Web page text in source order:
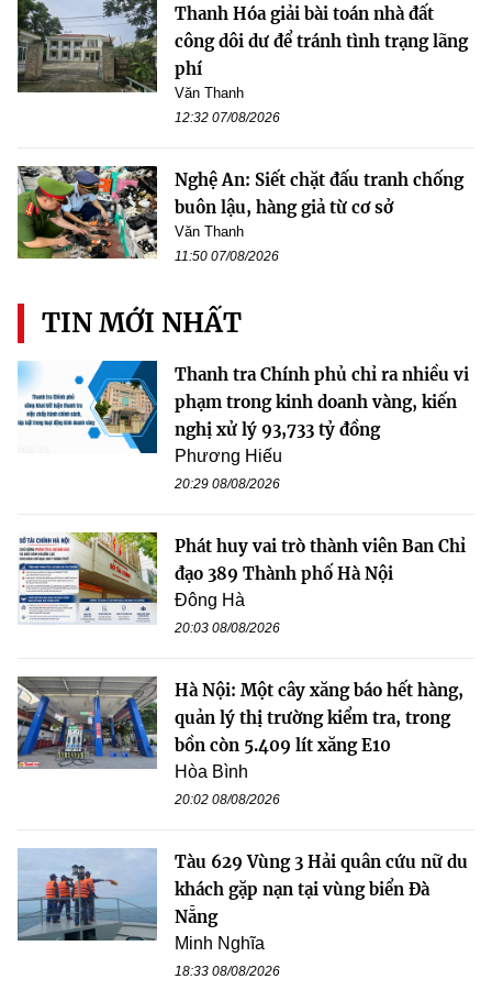
Thanh Hóa giải bài toán nhà đất
công dôi dư để tránh tình trạng lãng
phí
Văn Thanh
12:32 07/08/2026
Nghệ An: Siết chặt đấu tranh chống
buôn lậu, hàng giả từ cơ sở
Văn Thanh
11:50 07/08/2026
TIN MỚI NHẤT
Thanh tra Chính phủ chỉ ra nhiều vi
phạm trong kinh doanh vàng, kiến
nghị xử lý 93,733 tỷ đồng
Phương Hiếu
20:29 08/08/2026
Phát huy vai trò thành viên Ban Chỉ
đạo 389 Thành phố Hà Nội
Đông Hà
20:03 08/08/2026
Hà Nội: Một cây xăng báo hết hàng,
quản lý thị trường kiểm tra, trong
bồn còn 5.409 lít xăng E10
Hòa Bình
20:02 08/08/2026
Tàu 629 Vùng 3 Hải quân cứu nữ du
khách gặp nạn tại vùng biển Đà
Nẵng
Minh Nghĩa
18:33 08/08/2026